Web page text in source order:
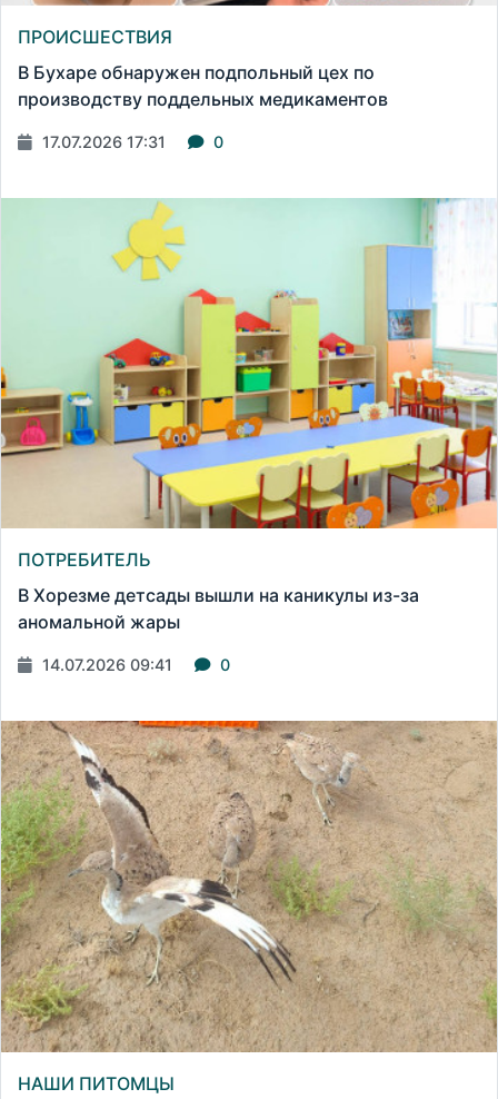
ПРОИСШЕСТВИЯ
В Бухаре обнаружен подпольный цех по
производству поддельных медикаментов
17.07.2026 17:31 0
ПОТРЕБИТЕЛЬ
В Хорезме детсады вышли на каникулы из-за
аномальной жары
14.07.2026 09:41 0
НАШИ ПИТОМЦЫ